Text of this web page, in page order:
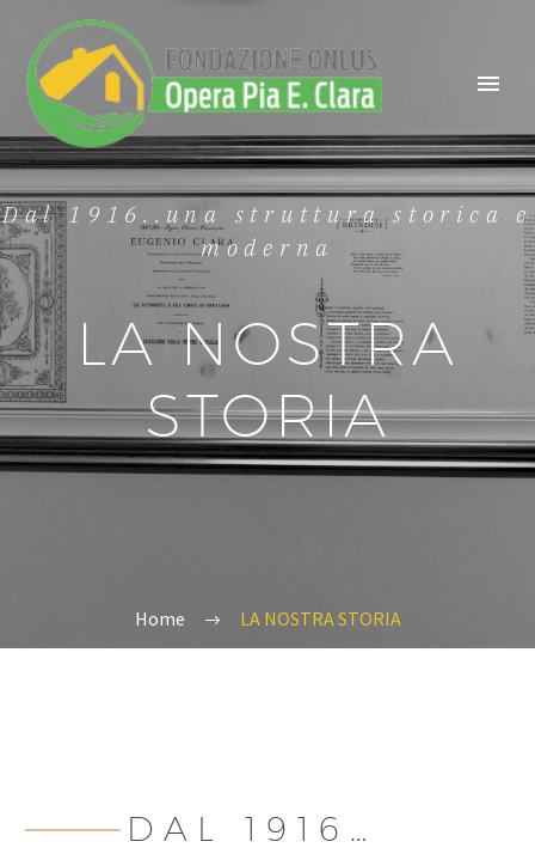
Dal 1916..una struttura storica e
moderna
LA NOSTRA
STORIA
Home LA NOSTRA STORIA
DAL 1916…